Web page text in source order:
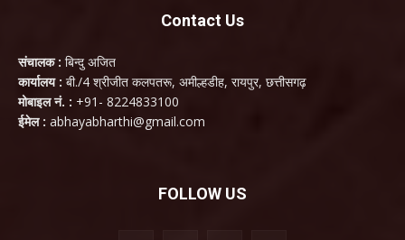
Contact Us
संचालक : बिन्दु अजित
कार्यालय : बी./4 श्रीजीत कलपतरू, अमील्हडीह, रायपुर, छत्तीसगढ़
मोबाइल नं. : +91- 8224833100
ईमेल : abhayabharthi@gmail.com
FOLLOW US